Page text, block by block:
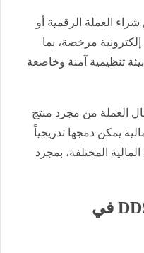
العملة الرقمية أو
مرخصة، بما
تنظيمية آمنة وخاضعة
العملة من مجرد منتج
يمكن دمجها تدريجياً
المختلفة، بمجرد
هل يمكن استخدام DDSC في